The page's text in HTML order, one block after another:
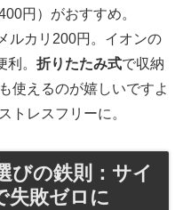
円）がおすすめ。
ルカリ200円。イオンの
利。 折りたたみ式で収納
使えるのが嬉しいですよ
トレスフリーに。
びの鉄則：サイ
失敗ゼロに